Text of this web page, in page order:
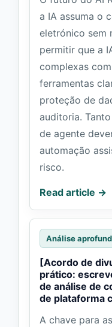
a IA assuma o
eletrónico sem
permitir que a
complexas
ferramentas
proteção de
auditoria.
de agente
automação
risco.
Read article →
Análise
[Acordo de
prático:
de análise de
de plataforma
A chave para